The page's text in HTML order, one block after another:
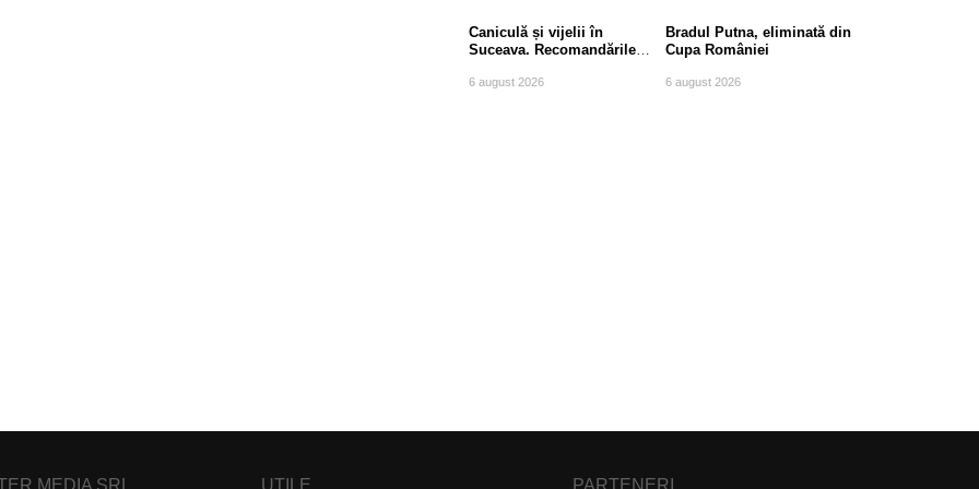
Caniculă și vijelii în
Suceava. Recomandările
6 august 2026
Bradul Putna, eliminată din
Cupa României
6 august 2026
MEDIA SRL UTILE PARTENERI